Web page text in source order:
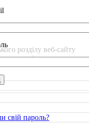
свій пароль?
розділу веб-сайту
після